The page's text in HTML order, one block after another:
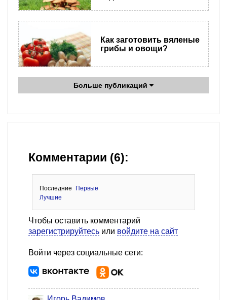
Как заготовить вяленые
грибы и овощи?
Больше публикаций
Комментарии (6):
Последние
Первые
Лучшие
Чтобы оставить комментарий
зарегистрируйтесь или войдите на сайт
Войти через социальные сети: